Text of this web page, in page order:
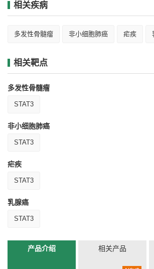
相关疾病
多发性骨髓瘤 非小细胞肺癌 疟疾
相关靶点
多发性骨髓瘤
STAT3
非小细胞肺癌
STAT3
疟疾
STAT3
乳腺癌
STAT3
产品介绍 相关产品